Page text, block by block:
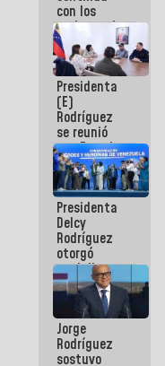
con los
trabajos de
mantenimiento
e inspección
en la Línea 2
Presidenta
(E)
Rodríguez
se reunió
con Estado
Mayor
Eléctrico
para
abordar
planes de
acción
Presidenta
Delcy
Rodríguez
otorgó
medalla
"Héroe de
Venezuela"
a servidores
públicos
Jorge
Rodríguez
sostuvo